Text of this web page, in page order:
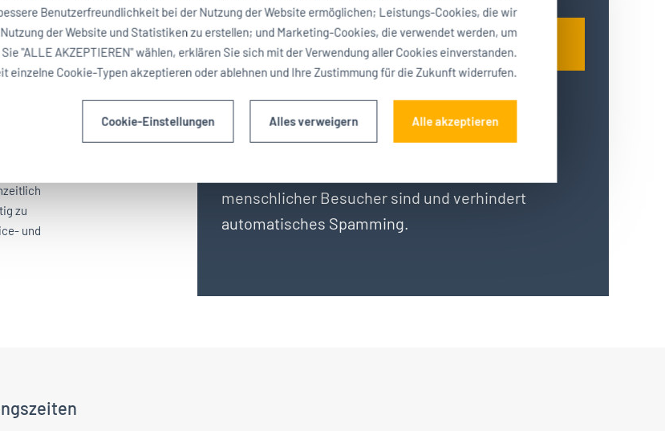
Wagen
zu
und
CAPTCHA
menschlicher Besucher sind und verhindert
automatisches Spamming.
Benutzerfreundlichkeit bei der Nutzung der Website ermöglichen; Leistungs-Cookies, die wir
der Website und Statistiken zu erstellen; und Marketing-Cookies, die verwendet werden, um
"ALLE AKZEPTIEREN" wählen, erklären Sie sich mit der Verwendung aller Cookies einverstanden.
einzelne Cookie-Typen akzeptieren oder ablehnen und Ihre Zustimmung für die Zukunft widerrufen.
Cookie-Einstellungen Alles verweigern Alle akzeptieren